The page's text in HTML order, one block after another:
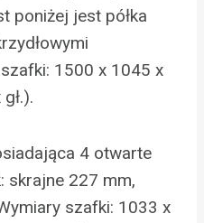
poniżej jest półka
1500 x 1045 x
4 otwarte
skrajne 227 mm,
szafki: 1033 x